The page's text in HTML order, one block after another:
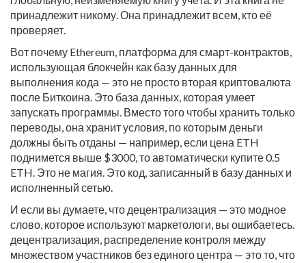
принадлежит никому. Она принадлежит всем, кто её
проверяет.
Вот почему Ethereum, платформа для смарт-контрактов,
использующая блокчейн как базу данных для
выполнения кода — это не просто вторая криптовалюта
после Биткоина. Это база данных, которая умеет
запускать программы. Вместо того чтобы хранить только
переводы, она хранит условия, по которым деньги
должны быть отданы — например, если цена ETH
поднимется выше $3000, то автоматически купите 0.5
ETH. Это не магия. Это код, записанный в базу данных и
исполненный сетью.
И если вы думаете, что децентрализация — это модное
слово, которое используют маркетологи, вы ошибаетесь.
децентрализация, распределение контроля между
множеством участников без единого центра — это то, что